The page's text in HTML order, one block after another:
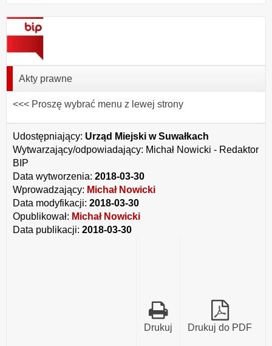
Akty prawne
<<< Proszę wybrać menu z lewej strony
Udostępniający: Urząd Miejski w Suwałkach
Wytwarzający/odpowiadający: Michał Nowicki - Redaktor
BIP
Data wytworzenia: 2018-03-30
Wprowadzający: Michał Nowicki
Data modyfikacji: 2018-03-30
Opublikował: Michał Nowicki
Data publikacji: 2018-03-30
Drukuj do PDF
Drukuj